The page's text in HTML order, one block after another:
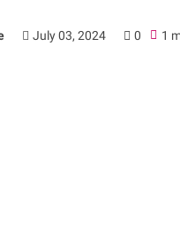
July 03, 2024 0 1